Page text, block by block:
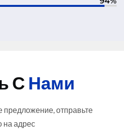
С Нами
предложение, отправьте
на адрес